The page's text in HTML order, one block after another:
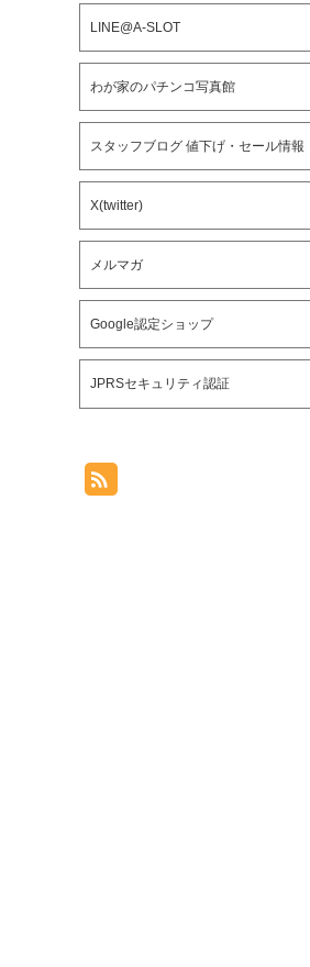
LINE@A-SLOT
わが家のパチンコ写真館
スタッフブログ 値下げ・セール情報
X(twitter)
メルマガ
Google認定ショップ
JPRSセキュリティ認証